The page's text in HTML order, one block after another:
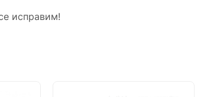
исправим!